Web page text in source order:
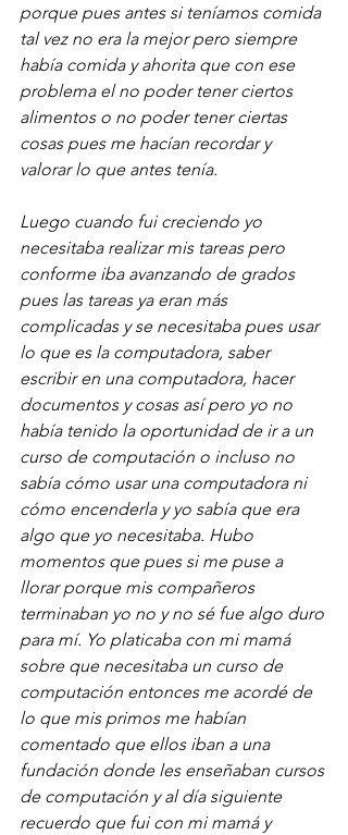
porque pues antes si teníamos comida
tal vez no era la mejor pero siempre
había comida y ahorita que con ese
problema el no poder tener ciertos
alimentos o no poder tener ciertas
cosas pues me hacían recordar y
valorar lo que antes tenía.
Luego cuando fui creciendo yo
necesitaba realizar mis tareas pero
conforme iba avanzando de grados
pues las tareas ya eran más
complicadas y se necesitaba pues usar
lo que es la computadora, saber
escribir en una computadora, hacer
documentos y cosas así pero yo no
había tenido la oportunidad de ir a un
curso de computación o incluso no
sabía cómo usar una computadora ni
cómo encenderla y yo sabía que era
algo que yo necesitaba. Hubo
momentos que pues si me puse a
llorar porque mis compañeros
terminaban yo no y no sé fue algo duro
para mí. Yo platicaba con mi mamá
sobre que necesitaba un curso de
computación entonces me acordé de
lo que mis primos me habían
comentado que ellos iban a una
fundación donde les enseñaban cursos
de computación y al día siguiente
recuerdo que fui con mi mamá y